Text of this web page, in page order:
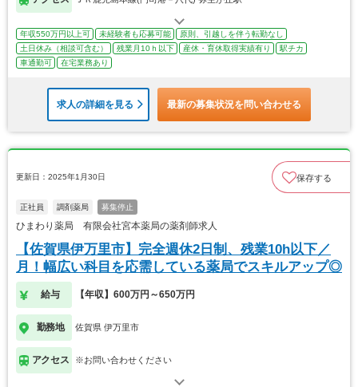
年収550万円以上可 未経験者も応募可能
原則、引越しを伴う転勤なし
土日休み（相談可含む）
残業月10ｈ以下 産休・育休取得実績有り
駅チカ
車通勤可
在宅業務あり
求人の詳細を見る 最新の募集状況を問い合わせる
更新日：2025年1月30日 保存する
正社員 調剤薬局 募集停止
ひまわり薬局 有限会社宮本薬局の薬剤師求人
【佐賀県伊万里市】完全週休2日制、残業10h以下／
月！幅広い科目を応需している薬局でスキルアップ◎
給与 【年収】600万円～650万円
勤務地 佐賀県 伊万里市
アクセス ※お問い合わせください